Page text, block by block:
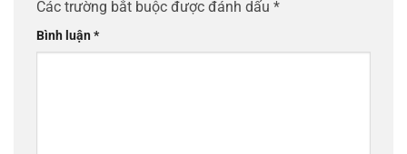
Các trường bắt buộc được đánh dấu *
Bình luận*